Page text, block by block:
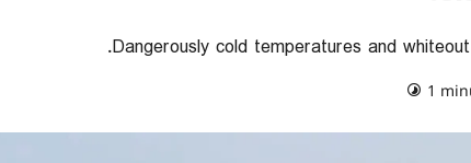
Dangerously cold temperatures and
1